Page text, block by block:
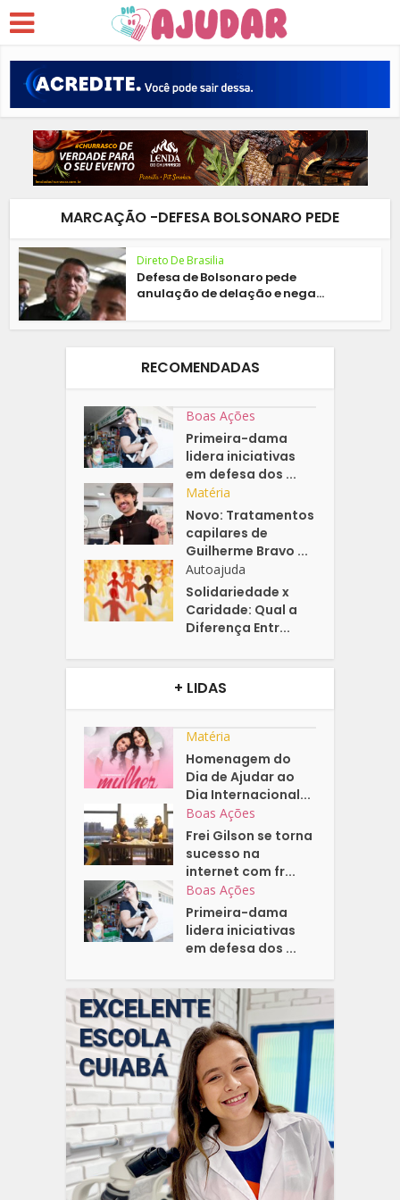
MARCAÇÃO -DEFESA BOLSONARO PEDE
Direto De Brasilia
Defesa de Bolsonaro pede
anulação de delação e nega...
RECOMENDADAS
Boas Ações
Primeira-dama
lidera iniciativas
em defesa dos ...
Matéria
Novo: Tratamentos
capilares de
Guilherme Bravo ...
Autoajuda
Solidariedade x
Caridade: Qual a
Diferença Entr...
+ LIDAS
Matéria
Homenagem do
Dia de Ajudar ao
Dia Internacional...
Boas Ações
Frei Gilson se torna
sucesso na
internet com fr...
Boas Ações
Primeira-dama
lidera iniciativas
em defesa dos ...